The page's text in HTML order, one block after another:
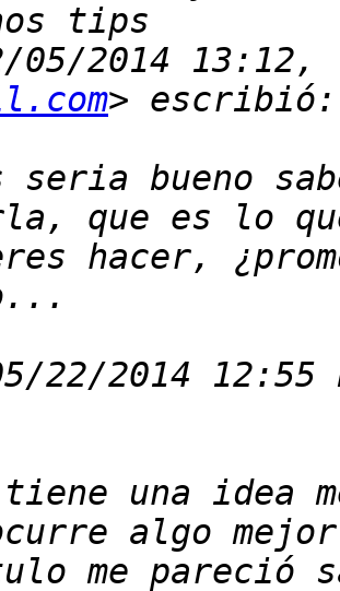
05/2014 13:12,
seria bueno
hacer,
22/2014
una idea